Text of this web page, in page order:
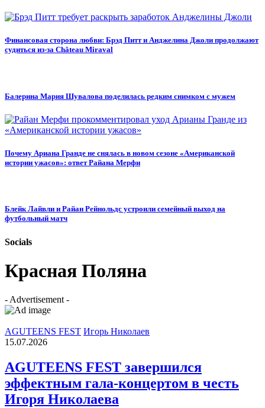
Финансовая сторона любви: Брэд Питт и Анджелина Джоли продолжают
судиться из-за Château Miraval
Балерина Мария Шувалова поделилась редким снимком с мужем
Почему Ариана Гранде не снялась в новом сезоне «Американской
истории ужасов»: ответ Райана Мерфи
Блейк Лайвли и Райан Рейнольдс устроили семейный выход на
футбольный матч
Socials
Красная Поляна
- Advertisement -
AGUTEENS FEST Игорь Николаев
15.07.2026
AGUTEENS FEST завершился
эффектным гала-концертом в честь
Игоря Николаева